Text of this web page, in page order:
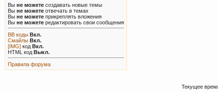
Вы не можете создавать новые темы
Вы не можете отвечать в темах
Вы не можете прикреплять вложения
Вы не можете редактировать свои сообщения
BB коды Вкл.
Смайлы Вкл.
[IMG] код Вкл.
HTML код Выкл.
Правила форума
Текущее